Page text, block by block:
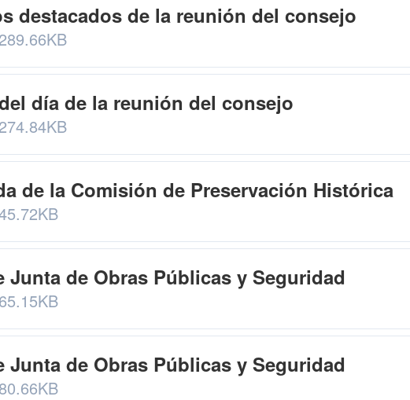
destacados de la reunión del consejo
día de la reunión del consejo
de la Comisión de Preservación Histórica
Junta de Obras Públicas y Seguridad
65.15KB
Junta de Obras Públicas y Seguridad
80.66KB